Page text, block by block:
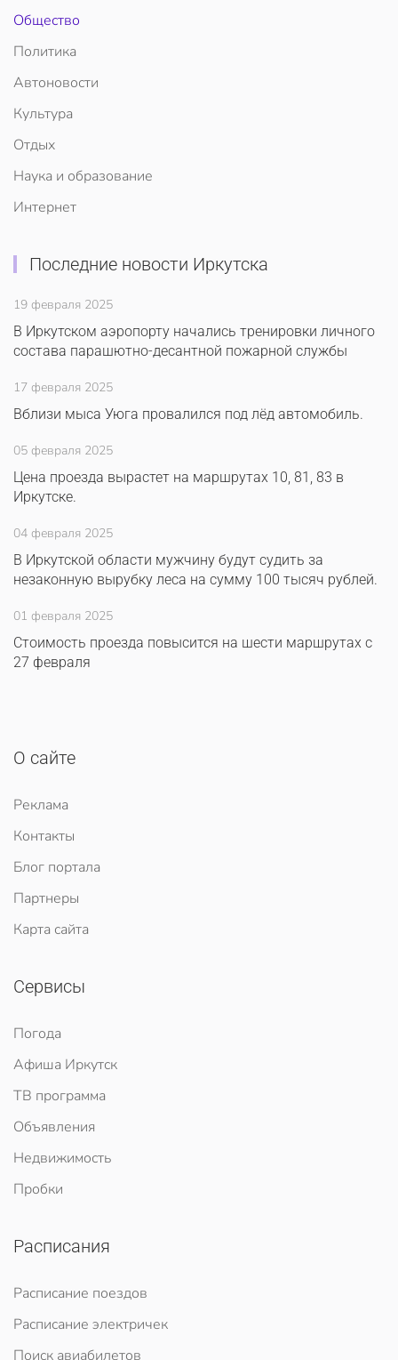
Общество
Политика
Автоновости
Культура
Отдых
Наука и образование
Интернет
Последние новости Иркутска
19 февраля 2025
В Иркутском аэропорту начались тренировки личного
состава парашютно-десантной пожарной службы
17 февраля 2025
Вблизи мыса Уюга провалился под лёд автомобиль.
05 февраля 2025
Цена проезда вырастет на маршрутах 10, 81, 83 в
Иркутске.
04 февраля 2025
В Иркутской области мужчину будут судить за
незаконную вырубку леса на сумму 100 тысяч рублей.
01 февраля 2025
Стоимость проезда повысится на шести маршрутах с
27 февраля
О сайте
Реклама
Контакты
Блог портала
Партнеры
Карта сайта
Сервисы
Погода
Афиша Иркутск
ТВ программа
Объявления
Недвижимость
Пробки
Расписания
Расписание поездов
Расписание электричек
Поиск авиабилетов